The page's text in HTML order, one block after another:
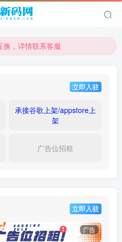
换，详情联系客服
换，详情联系客服
立即入驻
承接谷歌上架/appstore上
架
广告位招租
立即入驻
广告